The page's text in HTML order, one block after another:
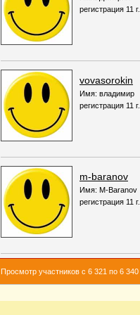
регистрация 11
vovasorokin
Имя: владимир
регистрация 11
m-baranov
Имя: M-Baranov
регистрация 11
Просмотр участников с 6 321 по 6